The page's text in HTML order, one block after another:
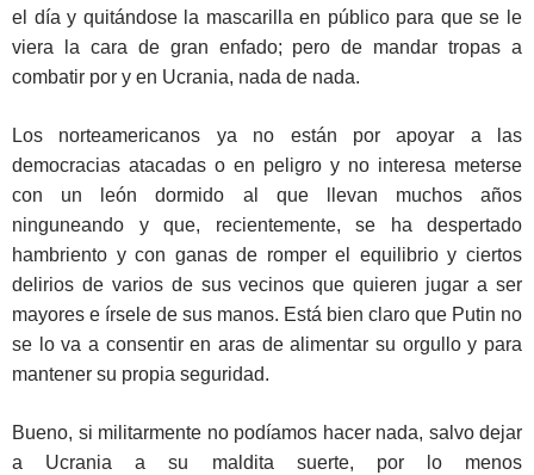
el día y quitándose la mascarilla en público para que se le
viera la cara de gran enfado; pero de mandar tropas a
combatir por y en Ucrania, nada de nada.
Los norteamericanos ya no están por apoyar a las
democracias atacadas o en peligro y no interesa meterse
con un león dormido al que llevan muchos años
ninguneando y que, recientemente, se ha despertado
hambriento y con ganas de romper el equilibrio y ciertos
delirios de varios de sus vecinos que quieren jugar a ser
mayores e írsele de sus manos. Está bien claro que Putin no
se lo va a consentir en aras de alimentar su orgullo y para
mantener su propia seguridad.
Bueno, si militarmente no podíamos hacer nada, salvo dejar
a Ucrania a su maldita suerte, por lo menos